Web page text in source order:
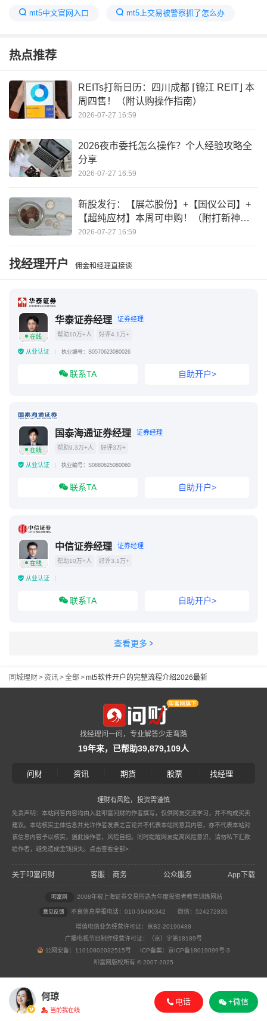
mt5中文官网入口 mt5上交易被警察抓了怎么办
mt5下载官方版本
mt5交易平台开户 合法MT5开户入口
热点推荐
REITs打新日历：四川成都 ⌈锦江 REIT⌋ 本
周四售！（附认购操作指南）
2026-07-27 16:59
2026夜市委托怎么操作？个人经验攻略全
分享
2026-07-27 16:59
新股发行：【展芯股份】+【国仪公司】+
【超纯应材】本周可申购！（附打新神
器）
2026-07-27 16:59
找经理开户 佣金和经理直接谈
在线
华泰证券经理 证券经理
帮助10万+人 好评4.1万+
从业认证 执业编号：S0570623080026
联系TA 自助开户>
在线
国泰海通证券经理 证券经理
帮助9.3万+人 好评3万+
从业认证 执业编号：S0880625080060
联系TA 自助开户>
在线
中信证券经理 证券经理
帮助10万+人 好评3.1万+
从业认证
联系TA 自助开户>
查看更多
同城理财>资讯>全部>mt5软件开户的完整流程介绍2026最新
何琼
当前我在线
+微信
电话
找经理问一问，专业解答少走弯路
19年来，已帮助39,879,109人
问财 资讯 期货 股票 找经理
理财有风险，投资需谨慎
免责声明：本站问答内容均由入驻叩富问财的作者撰写，仅供网友交流学习，并不构成买卖
建议。本站核实主体信息并允许作者发表之言论并不代表本站同意其内容，亦不代表本站对
该信息内容予以核实，据此操作者，风险自担。同时提醒网友提高风险意识，请勿私下汇款
给作者，避免造成金钱损失。 点击查看全部>
关于叩富问财 客服 商务 公众服务 App下载
叩富网 2008年被上海证券交易所选为年度投资者教育训练网站
意见反馈 不良信息举报电话：010-59490342 微信：524272835
增值电信业务经营许可证：京B2-20190488
广播电视节目制作经营许可证：（京）字第18189号
公网安备：11010802032515号 ICP备案：京ICP备18019099号-3
叩富网版权所有 © 2007-2025